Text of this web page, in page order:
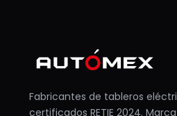
Fabricantes de tableros
certificados RETIE 2024.